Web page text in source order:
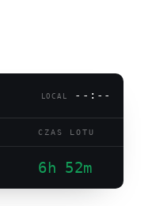
LOCAL --:--
CZAS LOTU
6h 52m